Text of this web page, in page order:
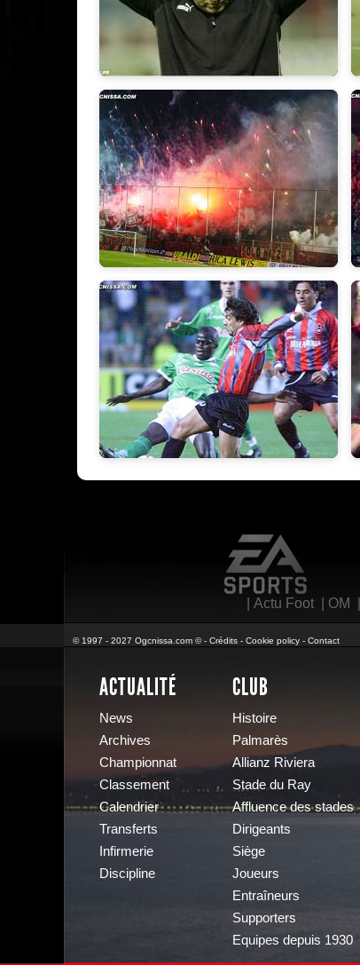
2006/2007
2002/2003
1998/1999
Actu Foot| OM
© 1997 - 2027 Ogcnissa.com © - Crédits - Cookie policy - Contact
ACTUALITÉ
News
Archives
Championnat
Classement
Calendrier
Transferts
Infirmerie
Discipline
CLUB
Histoire
Palmarès
Allianz Riviera
Stade du Ray
Affluence des stades
Dirigeants
Siège
Joueurs
Entraîneurs
Supporters
Equipes depuis 1930